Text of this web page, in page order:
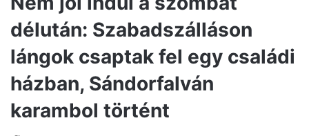
délután: Szabadszálláson
lángok csaptak fel egy családi
házban, Sándorfalván
karambol történt